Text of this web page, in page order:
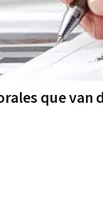
que van